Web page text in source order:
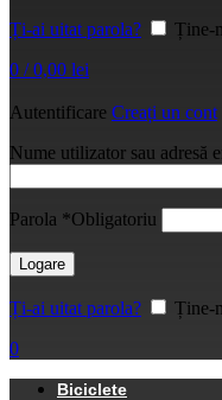
Ți-ai uitat parola?
Ține-
0 / 0,00 lei
Autentificare Creați un cont
Nume utilizator sau adresă
Parola *Obligatoriu
Logare
Ți-ai uitat parola?
Ține-
0
Biciclete